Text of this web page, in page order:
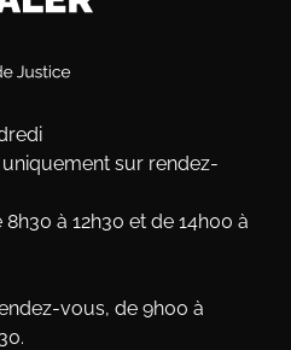
sur rendez-
à 12h30 et de 14h00 à
vous, de 9h00 à